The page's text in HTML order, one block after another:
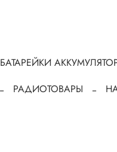
БАТАРЕЙКИ
РАДИОТОВАРЫ